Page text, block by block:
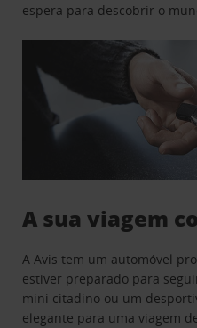
espera para descobrir o
A sua viagem
A Avis tem um automóvel
estiver preparado para
mini citadino ou um
elegante para uma viagem